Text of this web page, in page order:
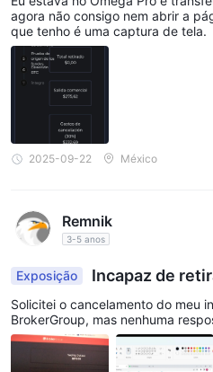
agora não consigo nem abrir a
que tenho é uma captura de tela.
2025-09-22 México
Remnik
3-5 anos
Exposição Incapaz de
Solicitei o cancelamento do meu
BrokerGroup, mas nenhuma